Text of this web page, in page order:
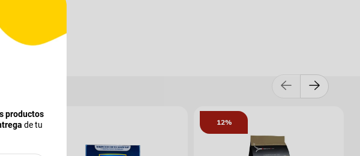
12%
productos
de tu